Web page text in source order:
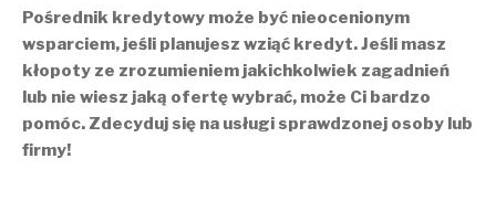
Pośrednik kredytowy może być nieocenionym
wsparciem, jeśli planujesz wziąć kredyt. Jeśli masz
kłopoty ze zrozumieniem jakichkolwiek zagadnień
lub nie wiesz jaką ofertę wybrać, może Ci bardzo
pomóc. Zdecyduj się na usługi sprawdzonej osoby lub
firmy!